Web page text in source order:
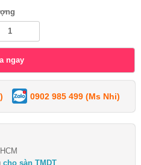
0902 985 499 (Ms Nhi)
cho sàn TMDT